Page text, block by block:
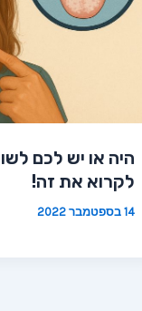
היה או יש לכם
לקרוא את זה!
14 בספטמבר 2022